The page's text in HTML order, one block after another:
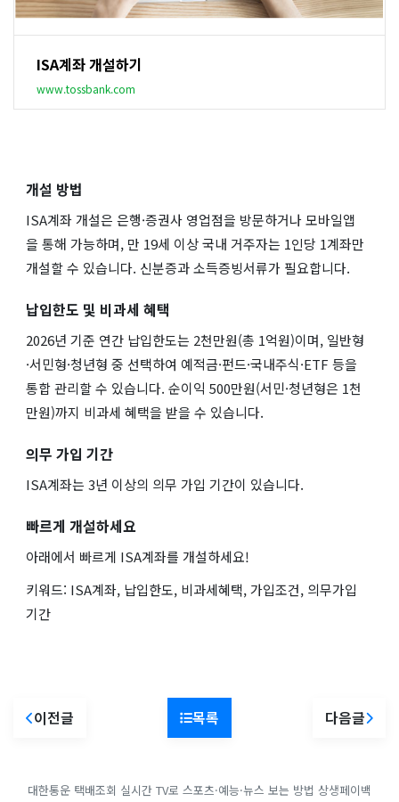
ISA계좌 개설하기
www.tossbank.com
개설 방법
ISA계좌 개설은 은행·증권사 영업점을 방문하거나 모바일앱
을 통해 가능하며, 만 19세 이상 국내 거주자는 1인당 1계좌만
개설할 수 있습니다. 신분증과 소득증빙서류가 필요합니다.
납입한도 및 비과세 혜택
2026년 기준 연간 납입한도는 2천만원(총 1억원)이며, 일반형
·서민형·청년형 중 선택하여 예적금·펀드·국내주식·ETF 등을
통합 관리할 수 있습니다. 순이익 500만원(서민·청년형은 1천
만원)까지 비과세 혜택을 받을 수 있습니다.
의무 가입 기간
ISA계좌는 3년 이상의 의무 가입 기간이 있습니다.
빠르게 개설하세요
아래에서 빠르게 ISA계좌를 개설하세요!
키워드: ISA계좌, 납입한도, 비과세혜택, 가입조건, 의무가입
기간
이전글 목록 다음글
대한통운 택배조회 실시간 TV로 스포츠·예능·뉴스 보는 방법 상생페이백